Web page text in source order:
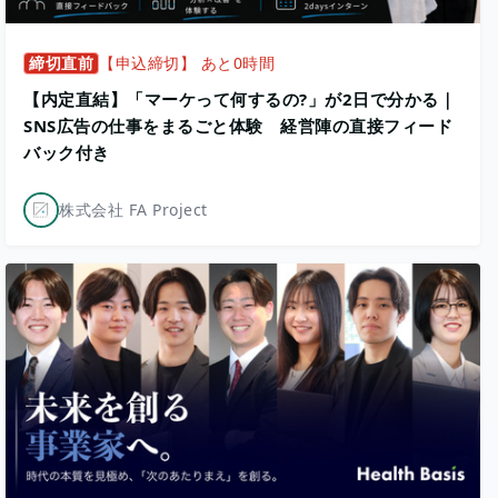
締切直前 【申込締切】 あと0時間
【内定直結】「マーケって何するの?」が2日で分かる｜
SNS広告の仕事をまるごと体験 経営陣の直接フィード
バック付き
株式会社 FA Project